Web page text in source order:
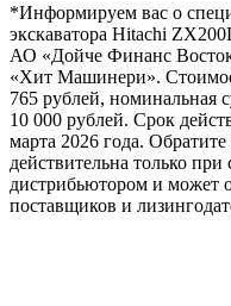
*Информируем вас о
экскаватора Hitachi
АО «Дойче Финанс
«Хит Машинери».
765 рублей, номинальная
10 000 рублей. Срок
марта 2026 года.
действительна только
дистрибьютором и может
поставщиков и